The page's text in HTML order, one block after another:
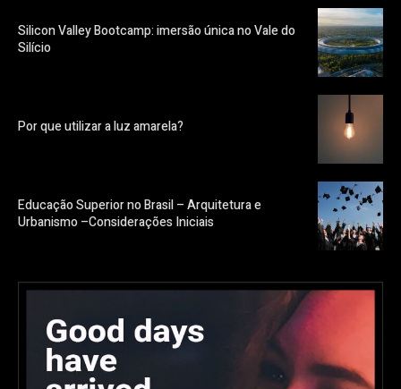
Silicon Valley Bootcamp: imersão única no Vale do
Silício
Por que utilizar a luz amarela?
Educação Superior no Brasil – Arquitetura e
Urbanismo –Considerações Iniciais